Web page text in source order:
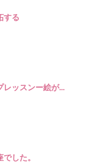
する
レッスンー絵が...
した。